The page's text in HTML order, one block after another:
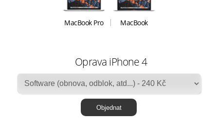
MacBook Pro MacBook
Oprava iPhone 4